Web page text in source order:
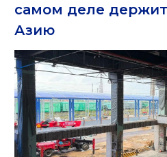
самом деле
Азию